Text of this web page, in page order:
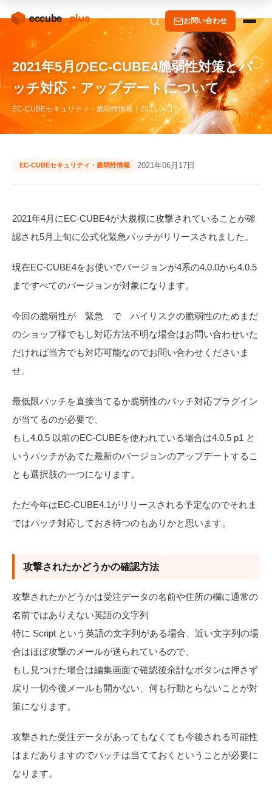
お問い合わせ
2021年5月のEC-CUBE4脆弱性対策とパ
ッチ対応・アップデートについて
EC-CUBEセキュリティ・脆弱性情報｜2021.06.17
EC-CUBEセキュリティ・脆弱性情報 2021年06月17日
2021年4月にEC-CUBE4が大規模に攻撃されていることが確
認され5月上旬に公式化緊急パッチがリリースされました。
現在EC-CUBE4をお使いでバージョンが4系の4.0.0から4.0.5
まですべてのバージョンが対象になります。
今回の脆弱性が 緊急 で ハイリスクの脆弱性のためまだ
のショップ様でもし対応方法不明な場合はお問い合わせいた
だければ当方でも対応可能なのでお問い合わせくださいま
せ。
最低限パッチを直接当てるか脆弱性のパッチ対応プラグイン
が当てるのが必要で、
もし4.0.5 以前のEC-CUBEを使われている場合は4.0.5 p1 と
いうパッチがあてた最新のバージョンのアップデートするこ
とも選択肢の一つになります。
ただ今年はEC-CUBE4.1がリリースされる予定なのでそれま
ではパッチ対応しておき待つのもありかと思います。
攻撃されたかどうかの確認方法
攻撃されたかどうかは受注データの名前や住所の欄に通常の
名前ではありえない英語の文字列
特に Script という英語の文字列がある場合、近い文字列の場
合はほぼ攻撃のメールが送られているので、
もし見つけた場合は編集画面で確認後余計なボタンは押さず
戻り一切今後メールも開かない、何も行動とらないことが対
策になります。
攻撃された受注データがあってもなくても今後される可能性
はまだありますのでパッチは当てておくということが必要に
なります。